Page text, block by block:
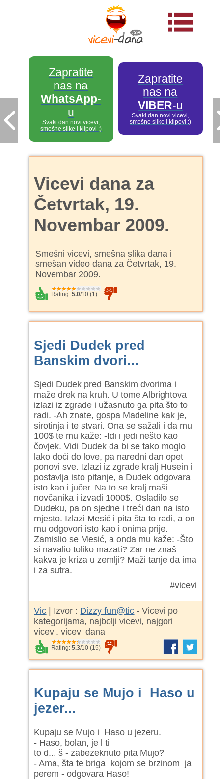
Zapratite
nas na
WhatsApp-
u
Svaki dan novi vicevi,
smešne slike i klipovi :)
Zapratite
nas na
VIBER-u
Svaki dan novi vicevi,
smešne slike i klipovi :)
Vicevi dana za
Četvrtak, 19.
Novembar 2009.
Smešni vicevi, smešna slika dana i
smešan video dana za Četvrtak, 19.
Novembar 2009.
Rating:5.0/10 (1)
Sjedi Dudek pred
Banskim dvori...
Sjedi Dudek pred Banskim dvorima i
maže drek na kruh. U tome Albrightova
izlazi iz zgrade i užasnuto ga pita što to
radi. -Ah znate, gospa Madeline kak je,
sirotinja i te stvari. Ona se sažali i da mu
100$ te mu kaže: -Idi i jedi nešto kao
čovjek. Vidi Dudek da bi se tako moglo
lako doći do love, pa naredni dan opet
ponovi sve. Izlazi iz zgrade kralj Husein i
postavlja isto pitanje, a Dudek odgovara
isto kao i jučer. Na to se kralj maši
novčanika i izvadi 1000$. Osladilo se
Dudeku, pa on sjedne i treći dan na isto
mjesto. Izlazi Mesić i pita šta to radi, a on
mu odgovori isto kao i onima prije.
Zamislio se Mesić, a onda mu kaže: -Što
si navalio toliko mazati? Zar ne znaš
kakva je kriza u zemlji? Maži tanje da ima
i za sutra.
#vicevi
Vic | Izvor : Dizzy fun@tic - Vicevi po
kategorijama, najbolji vicevi, najgori
vicevi, vicevi dana
Rating:5.3/10 (15)
Kupaju se Mujo i Haso u
jezer...
Kupaju se Mujo i Haso u jezeru.
- Haso, bolan, je l ti
to d... š - zabezeknuto pita Mujo?
- Ama, šta te briga kojom se brzinom ja
perem - odgovara Haso!